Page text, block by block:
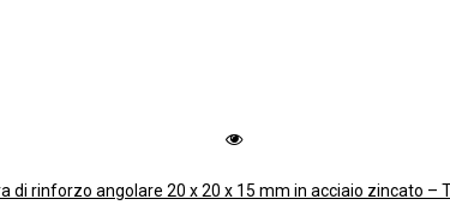
di rinforzo angolare 20 x 20 x 15 mm in acciaio zincato –